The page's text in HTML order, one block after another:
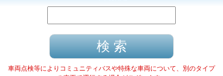
車両点検等によりコミュニティバスや特殊な車両について、別のタイプ